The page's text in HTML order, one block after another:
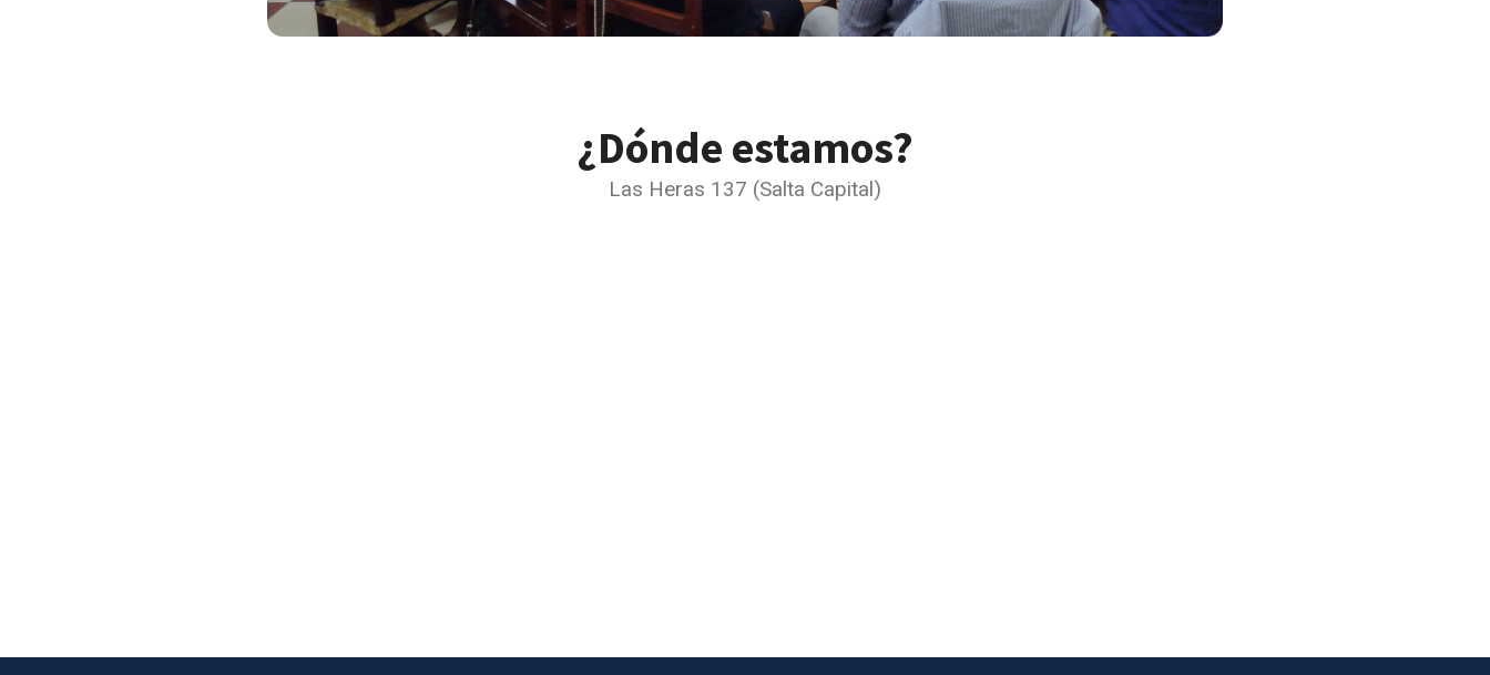
¿Dónde estamos?
Las Heras 137 (Salta Capital)